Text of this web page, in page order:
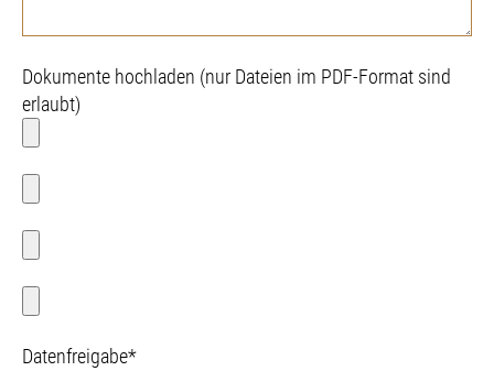
Dokumente hochladen (nur Dateien im PDF-Format sind
erlaubt)
Datenfreigabe*